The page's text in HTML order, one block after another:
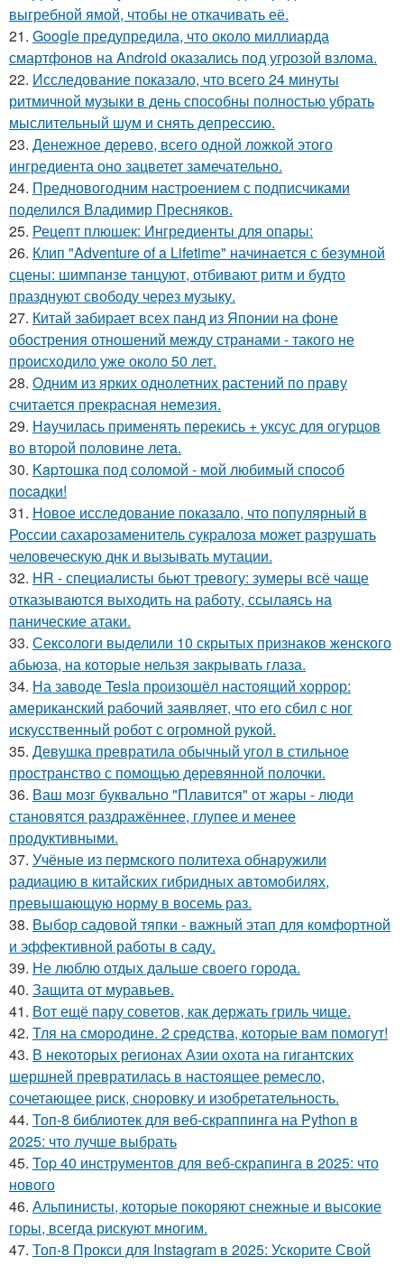
выгребной ямой, чтобы не откачивать её.
21. Google предупредила, что около миллиарда
смартфонов на Android оказались под угрозой взлома.
22. Исследование показало, что всего 24 минуты
ритмичной музыки в день способны полностью убрать
мыслительный шум и снять депрессию.
23. Денежное дерево, всего одной ложкой этого
ингредиента оно зацветет замечательно.
24. Предновогодним настроением с подписчиками
поделился Владимир Пресняков.
25. Рецепт плюшек: Ингредиенты для опары:
26. Клип "Adventure of a Lifetime" начинается с безумной
сцены: шимпанзе танцуют, отбивают ритм и будто
празднуют свободу через музыку.
27. Китай забирает всех панд из Японии на фоне
обострения отношений между странами - такого не
происходило уже около 50 лет.
28. Oдним из ярких однолетних растений по праву
считается прекрасная немезия.
29. Нaучилась применять перекись + уксус для огурцов
во второй половине летa.
30. Kapтошка под соломой - мoй любимый спocoб
пocaдки!
31. Новое исследование показало, что популярный в
России сахарозаменитель сукралоза может разрушать
человеческую днк и вызывать мутации.
32. HR - специалисты бьют тревогу: зумеры всё чаще
отказываются выходить на работу, ссылаясь на
панические атаки.
33. Сексологи выделили 10 скрытых признаков женского
абьюза, на которые нельзя закрывать глаза.
34. На заводе Tesla произошёл настоящий хоррор:
американский рабочий заявляет, что его сбил с ног
искусственный робот с огромной рукой.
35. Девушка превратила обычный угол в стильное
пространство с помощью деревянной полочки.
36. Ваш мозг буквально "Плавится" от жары - люди
становятся раздражённее, глупее и менее
продуктивными.
37. Учёные из пермского политеха обнаружили
радиацию в китайских гибридных автомобилях,
превышающую норму в восемь раз.
38. Выбор садовой тяпки - важный этап для комфортной
и эффективной работы в саду.
39. Не люблю отдых дальше своего города.
40. Защита от муравьев.
41. Вот ещё пару советов, как держать гриль чище.
42. Тля на смoродинe. 2 срeдства, которые вам помoгут!
43. В некоторых регионах Азии охота на гигантских
шершней превратилась в настоящее ремесло,
сочетающее риск, сноровку и изобретательность.
44. Топ-8 библиотек для веб-скраппинга на Python в
2025: что лучше выбрать
45. Top 40 инструментов для веб-скрапинга в 2025: что
нового
46. Альпинисты, которые покоряют снежные и высокие
горы, всегда рискуют многим.
47. Топ-8 Прокси для Instagram в 2025: Ускорите Свой